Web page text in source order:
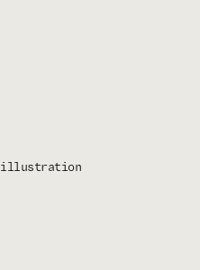
illustration